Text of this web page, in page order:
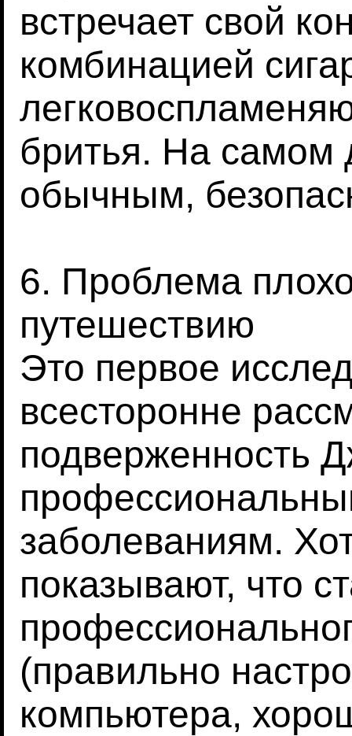
встречает свой
комбинацией
бритья. На самом
обычным,
6. Проблема
путешествию
Это первое
всесторонне
подверженность
заболеваниям.
показывают, что
(правильно
компьютера,